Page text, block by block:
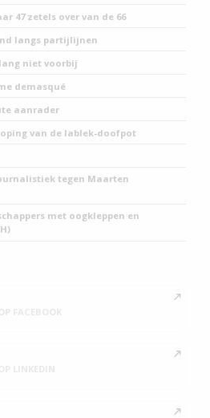
47 zetels over van de 66
langs partijlijnen
niet voorbij
demasqué
aanrader
van de lablek-doofpot
tegen Maarten
met oogkleppen en